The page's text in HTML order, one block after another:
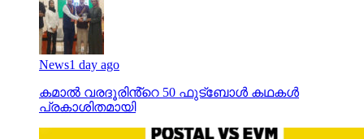
News1 day ago
കമാൽ വരദൂരിൻ്റെ 50 ഫുട്ബോൾ കഥകൾ
പ്രകാശിതമായി